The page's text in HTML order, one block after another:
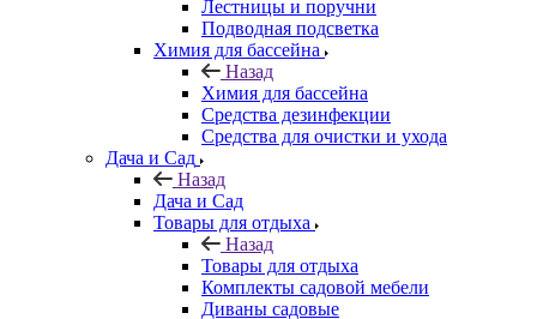
Лестницы и поручни
Подводная подсветка
Химия для бассейна
Назад
Химия для бассейна
Средства дезинфекции
Средства для очистки и ухода
Дача и Сад
Назад
Дача и Сад
Товары для отдыха
Назад
Товары для отдыха
Комплекты садовой мебели
Диваны садовые